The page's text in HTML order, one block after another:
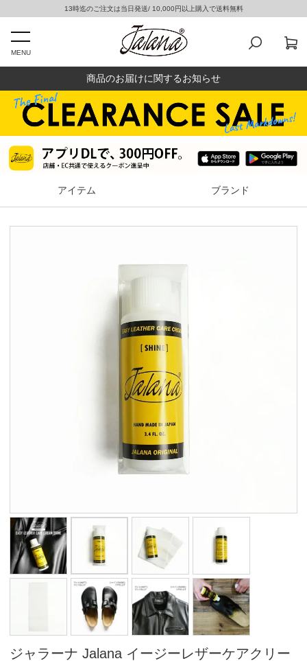
13時迄のご注文は当日発送/ 10,000円以上購入で送料無料
MENU
商品のお届けに関するお知らせ
アイテム ブランド
ジャラーナ Jalana イージーレザーケアクリー